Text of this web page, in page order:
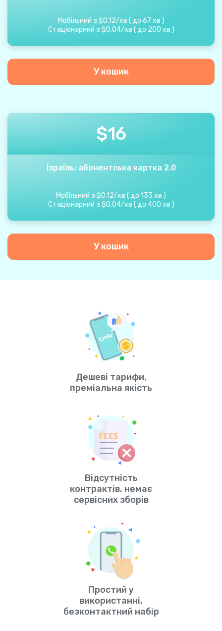
Мобільний з $0.12/хв ( до 67 хв )
Стаціонарний з $0.04/хв ( до 200 хв )
У кошик
$16
Ізраїль: абонентська картка 2.0
Мобільний з $0.12/хв ( до 133 хв )
Стаціонарний з $0.04/хв ( до 400 хв )
У кошик
Дешеві тарифи,
преміальна якість
Відсутність
контрактів, немає
сервісних зборів
Простий у
використанні,
безконтактний набір